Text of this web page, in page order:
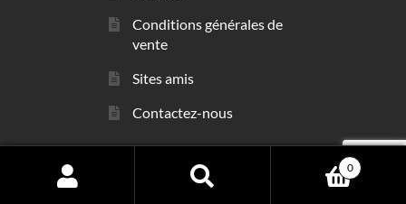
Conditions générales de
vente
Sites amis
Contactez-nous
© sarl Les Minéraux 2006 - 2026
Search
0